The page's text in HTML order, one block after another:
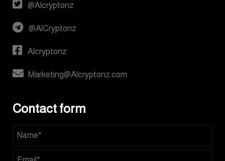
@Alcryptonz
@AlCryptonz
Alcryptonz
Marketing@Alcryptonz.com
Contact form